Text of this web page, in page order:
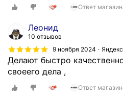
Ответ
Леонид
10 отзывов
9 ноября 2024
Делают быстро
своеего дела ,
Ответ